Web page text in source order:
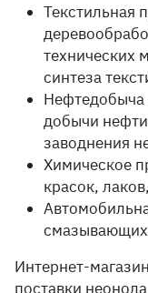
Текстильная
технических
синтеза
Нефтедобыча
добычи
заводнения
Химическое
красок,
Интернет-
поставки